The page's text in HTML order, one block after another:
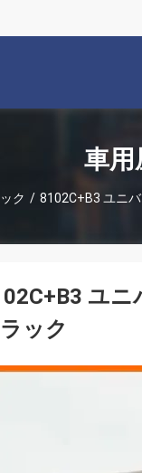
車用
ク / 8102C+B3 ユニ
ユニ
ック